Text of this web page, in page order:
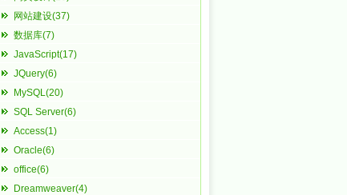
网站建设(37)
数据库(7)
JavaScript(17)
JQuery(6)
MySQL(20)
SQL Server(6)
Access(1)
Oracle(6)
office(6)
Dreamweaver(4)